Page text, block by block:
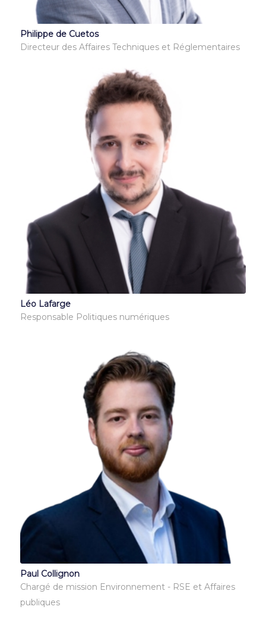
Philippe de Cuetos
Directeur des Affaires Techniques et Réglementaires
Léo Lafarge
Responsable Politiques numériques
Paul Collignon
Chargé de mission Environnement - RSE et Affaires
publiques